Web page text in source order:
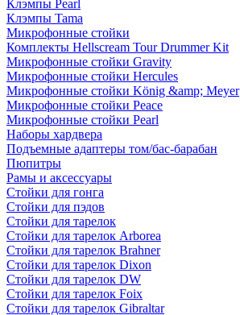
Клэмпы Pearl
Клэмпы Tama
Микрофонные стойки
Комплекты Hellscream Tour Drummer Kit
Микрофонные стойки Gravity
Микрофонные стойки Hercules
Микрофонные стойки König &amp; Meyer
Микрофонные стойки Peace
Микрофонные стойки Pearl
Наборы хардвера
Подъемные адаптеры том/бас-барабан
Пюпитры
Рамы и аксессуары
Стойки для гонга
Стойки для пэдов
Стойки для тарелок
Стойки для тарелок Arborea
Стойки для тарелок Brahner
Стойки для тарелок Dixon
Стойки для тарелок DW
Стойки для тарелок Foix
Стойки для тарелок Gibraltar